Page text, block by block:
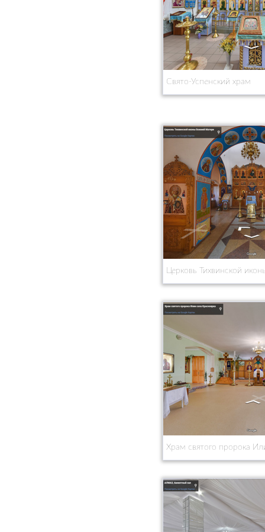
Свято-Успенский храм
Церковь Тихвинской
Храм святого пророка